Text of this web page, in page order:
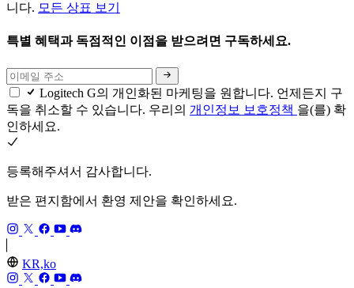
니다. 모든 상표 보기
특별 혜택과 독점적인 이점을 받으려면 구독하세요.
Logitech G의 개인화된 마케팅을 원합니다. 언제든지 구
독을 취소할 수 있습니다. 우리의 개인정보 보호정책 을(를) 확
인하세요.
등록해주셔서 감사합니다.
받은 편지함에서 환영 제안을 확인하세요.
KR,ko